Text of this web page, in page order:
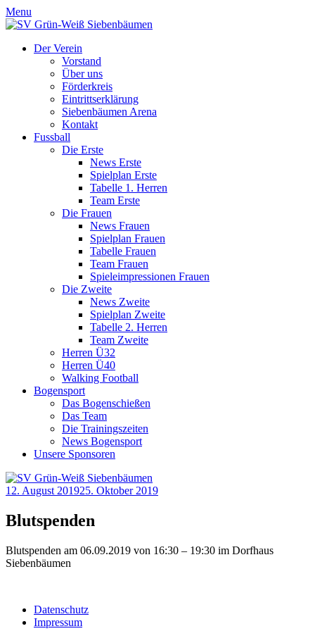
Menu
Der Verein
Vorstand
Über uns
Förderkreis
Eintrittserklärung
Siebenbäumen Arena
Kontakt
Fussball
Die Erste
News Erste
Spielplan Erste
Tabelle 1. Herren
Team Erste
Die Frauen
News Frauen
Spielplan Frauen
Tabelle Frauen
Team Frauen
Spieleimpressionen Frauen
Die Zweite
News Zweite
Spielplan Zweite
Tabelle 2. Herren
Team Zweite
Herren Ü32
Herren Ü40
Walking Football
Bogensport
Das Bogenschießen
Das Team
Die Trainingszeiten
News Bogensport
Unsere Sponsoren
12. August 201925. Oktober 2019
Blutspenden
Blutspenden am 06.09.2019 von 16:30 – 19:30 im Dorfhaus
Siebenbäumen
Datenschutz
Impressum